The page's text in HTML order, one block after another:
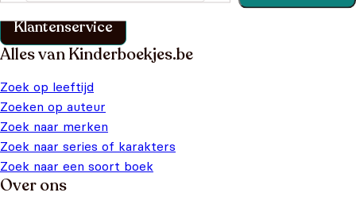
Klantenservice
Alles van Kinderboekjes.be
Zoek op leeftijd
Zoeken op auteur
Zoek naar merken
Zoek naar series of karakters
Zoek naar een soort boek
Over ons